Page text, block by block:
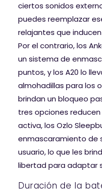
ciertos sonidos
puedes reemplazar
relajantes que
Por el contrario, los
un sistema de
puntos, y los A20 lo
almohadillas para los
brindan un bloqueo
tres opciones
activa, los Ozlo
enmascaramiento de
usuario, lo que les
libertad para adaptar
Duración de la